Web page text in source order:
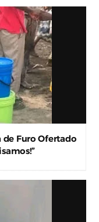
de Furo Ofertado